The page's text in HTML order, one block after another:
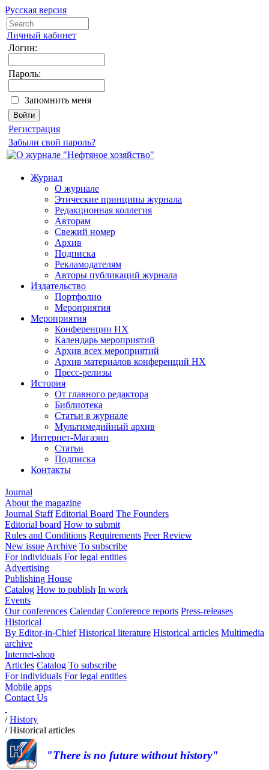
Русская версия
Личный кабинет
Логин:
Пароль:
Запомнить меня
Регистрация
Забыли свой пароль?
Журнал
О журнале
Этические принципы журнала
Редакционная коллегия
Авторам
Свежий номер
Архив
Подписка
Рекламодателям
Авторы публикаций журнала
Издательство
Портфолио
Мероприятия
Мероприятия
Конференции НХ
Календарь мероприятий
Архив всех мероприятий
Архив материалов конференций НХ
Пресс-релизы
История
От главного редактора
Библиотека
Статьи в журнале
Мультимедийный архив
Интернет-Магазин
Статьи
Подписка
Контакты
Journal
About the magazine
Journal Staff Editorial Board The Founders
Editorial board How to submit
Rules and Conditions Requirements Peer Review
New issue Archive To subscribe
For individuals For legal entities
Advertising
Publishing House
Catalog How to publish In work
Events
Our conferences Calendar Conference reports Press-releases
Historical
By Editor-in-Chief Historical literature Historical articles Multimedia
archive
Internet-shop
Articles Catalog To subscribe
For individuals For legal entities
Mobile apps
Contact Us
/History
/Historical articles
"There is no future without history"